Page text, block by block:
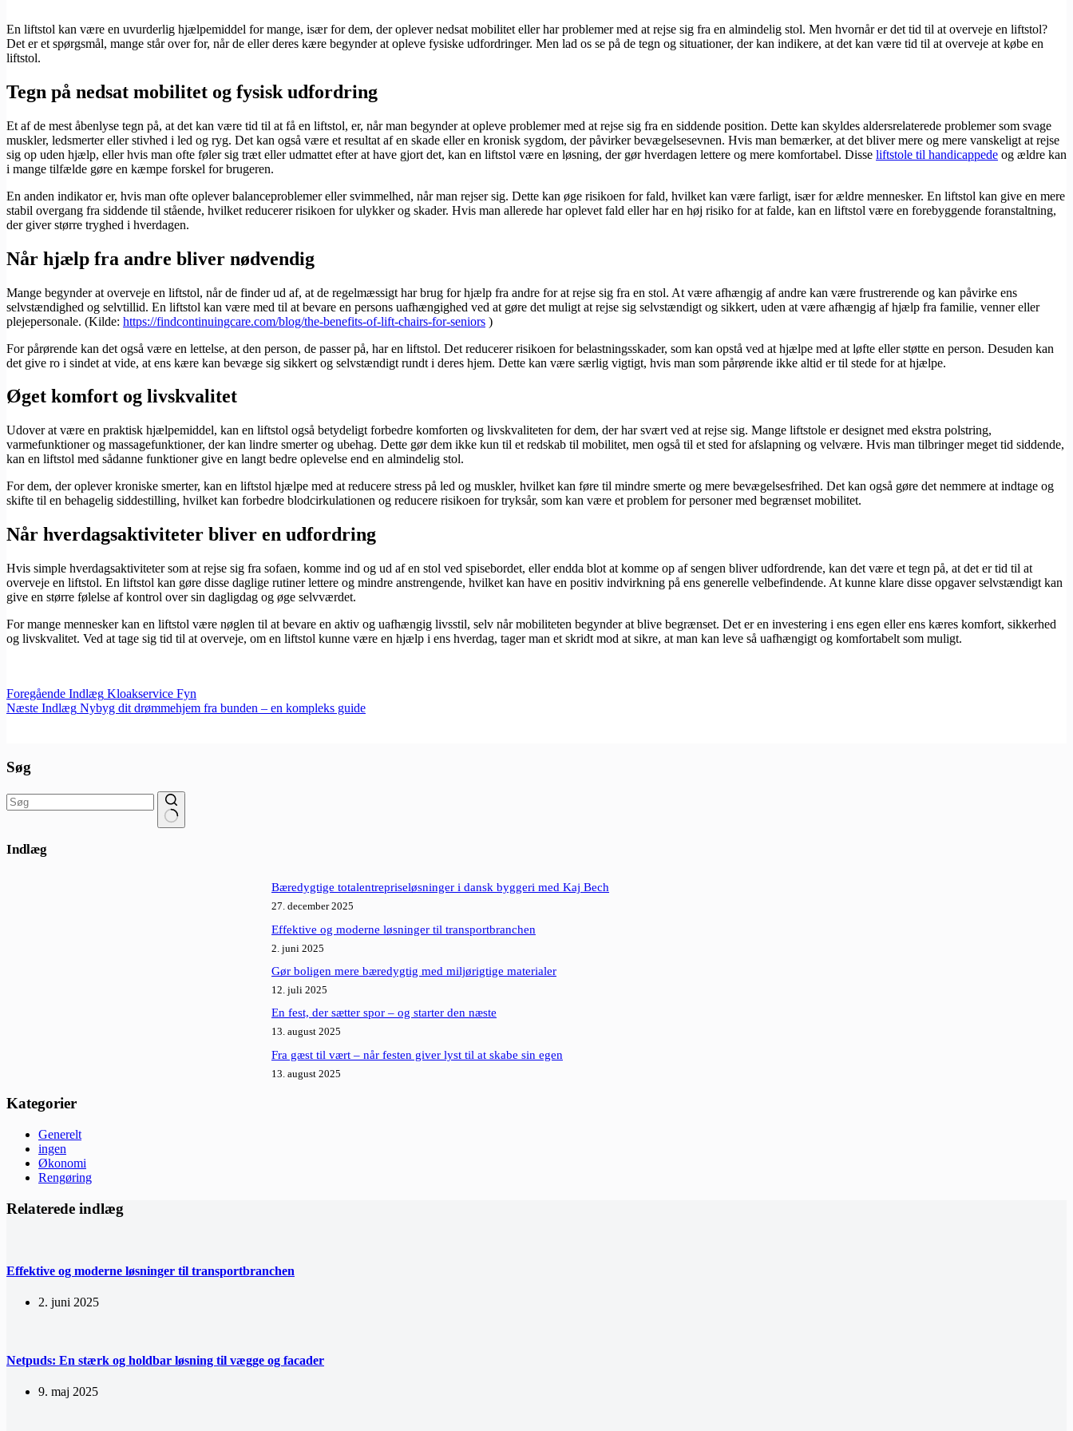
En liftstol kan være en uvurderlig hjælpemiddel for mange, især for dem, der oplever nedsat mobilitet eller har problemer med at rejse sig fra en almindelig stol. Men hvornår er det tid til at overveje en liftstol?
Det er et spørgsmål, mange står over for, når de eller deres kære begynder at opleve fysiske udfordringer. Men lad os se på de tegn og situationer, der kan indikere, at det kan være tid til at overveje at købe en
liftstol.
Tegn på nedsat mobilitet og fysisk udfordring
Et af de mest åbenlyse tegn på, at det kan være tid til at få en liftstol, er, når man begynder at opleve problemer med at rejse sig fra en siddende position. Dette kan skyldes aldersrelaterede problemer som svage
muskler, ledsmerter eller stivhed i led og ryg. Det kan også være et resultat af en skade eller en kronisk sygdom, der påvirker bevægelsesevnen. Hvis man bemærker, at det bliver mere og mere vanskeligt at rejse
sig op uden hjælp, eller hvis man ofte føler sig træt eller udmattet efter at have gjort det, kan en liftstol være en løsning, der gør hverdagen lettere og mere komfortabel. Disse liftstole til handicappede og ældre kan
i mange tilfælde gøre en kæmpe forskel for brugeren.
En anden indikator er, hvis man ofte oplever balanceproblemer eller svimmelhed, når man rejser sig. Dette kan øge risikoen for fald, hvilket kan være farligt, især for ældre mennesker. En liftstol kan give en mere
stabil overgang fra siddende til stående, hvilket reducerer risikoen for ulykker og skader. Hvis man allerede har oplevet fald eller har en høj risiko for at falde, kan en liftstol være en forebyggende foranstaltning,
der giver større tryghed i hverdagen.
Når hjælp fra andre bliver nødvendig
Mange begynder at overveje en liftstol, når de finder ud af, at de regelmæssigt har brug for hjælp fra andre for at rejse sig fra en stol. At være afhængig af andre kan være frustrerende og kan påvirke ens
selvstændighed og selvtillid. En liftstol kan være med til at bevare en persons uafhængighed ved at gøre det muligt at rejse sig selvstændigt og sikkert, uden at være afhængig af hjælp fra familie, venner eller
plejepersonale. (Kilde: https://findcontinuingcare.com/blog/the-benefits-of-lift-chairs-for-seniors )
For pårørende kan det også være en lettelse, at den person, de passer på, har en liftstol. Det reducerer risikoen for belastningsskader, som kan opstå ved at hjælpe med at løfte eller støtte en person. Desuden kan
det give ro i sindet at vide, at ens kære kan bevæge sig sikkert og selvstændigt rundt i deres hjem. Dette kan være særlig vigtigt, hvis man som pårørende ikke altid er til stede for at hjælpe.
Øget komfort og livskvalitet
Udover at være en praktisk hjælpemiddel, kan en liftstol også betydeligt forbedre komforten og livskvaliteten for dem, der har svært ved at rejse sig. Mange liftstole er designet med ekstra polstring,
varmefunktioner og massagefunktioner, der kan lindre smerter og ubehag. Dette gør dem ikke kun til et redskab til mobilitet, men også til et sted for afslapning og velvære. Hvis man tilbringer meget tid siddende,
kan en liftstol med sådanne funktioner give en langt bedre oplevelse end en almindelig stol.
For dem, der oplever kroniske smerter, kan en liftstol hjælpe med at reducere stress på led og muskler, hvilket kan føre til mindre smerte og mere bevægelsesfrihed. Det kan også gøre det nemmere at indtage og
skifte til en behagelig siddestilling, hvilket kan forbedre blodcirkulationen og reducere risikoen for tryksår, som kan være et problem for personer med begrænset mobilitet.
Når hverdagsaktiviteter bliver en udfordring
Hvis simple hverdagsaktiviteter som at rejse sig fra sofaen, komme ind og ud af en stol ved spisebordet, eller endda blot at komme op af sengen bliver udfordrende, kan det være et tegn på, at det er tid til at
overveje en liftstol. En liftstol kan gøre disse daglige rutiner lettere og mindre anstrengende, hvilket kan have en positiv indvirkning på ens generelle velbefindende. At kunne klare disse opgaver selvstændigt kan
give en større følelse af kontrol over sin dagligdag og øge selvværdet.
For mange mennesker kan en liftstol være nøglen til at bevare en aktiv og uafhængig livsstil, selv når mobiliteten begynder at blive begrænset. Det er en investering i ens egen eller ens kæres komfort, sikkerhed
og livskvalitet. Ved at tage sig tid til at overveje, om en liftstol kunne være en hjælp i ens hverdag, tager man et skridt mod at sikre, at man kan leve så uafhængigt og komfortabelt som muligt.
Foregående Indlæg Kloakservice Fyn
Næste Indlæg Nybyg dit drømmehjem fra bunden – en kompleks guide
Søg
resultater
Indlæg
Bæredygtige totalentrepriseløsninger i dansk byggeri med Kaj Bech
27. december 2025
Effektive og moderne løsninger til transportbranchen
2. juni 2025
Gør boligen mere bæredygtig med miljørigtige materialer
12. juli 2025
En fest, der sætter spor – og starter den næste
13. august 2025
Fra gæst til vært – når festen giver lyst til at skabe sin egen
13. august 2025
Kategorier
Generelt
ingen
Økonomi
Rengøring
Relaterede indlæg
Effektive og moderne løsninger til transportbranchen
2. juni 2025
Netpuds: En stærk og holdbar løsning til vægge og facader
9. maj 2025